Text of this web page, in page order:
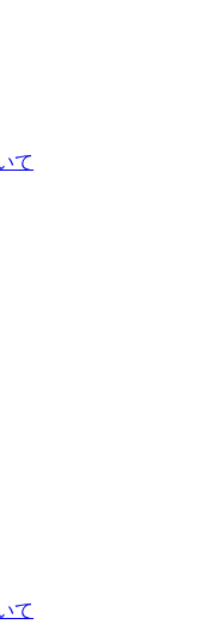
て
て